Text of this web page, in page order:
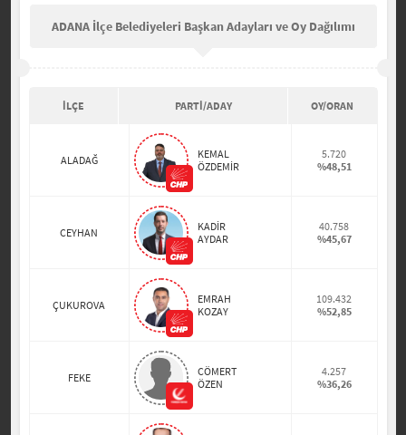
ADANA İlçe Belediyeleri Başkan Adayları ve Oy Dağılımı
İLÇE PARTİ/ADAY OY/ORAN
ALADAĞ
KEMAL
ÖZDEMİR
5.720
%48,51
CEYHAN
KADİR
AYDAR
40.758
%45,67
ÇUKUROVA
EMRAH
KOZAY
109.432
%52,85
FEKE
CÖMERT
ÖZEN
4.257
%36,26